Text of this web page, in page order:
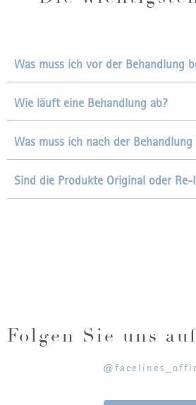
Was muss ich vor der Behandlung
Wie läuft eine Behandlung ab?
Was muss ich nach der Behandlung
Sind die Produkte Original oder
Folgen Sie uns